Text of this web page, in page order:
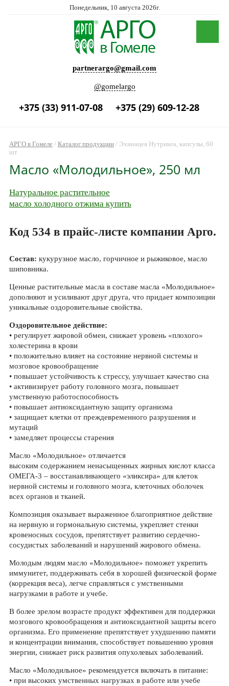
Понедельник, 10 августа 2026г.
partnerargo@gmail.com
@gomelargo
+375 (33) 911-07-08 +375 (29) 609-12-28
АРГО в Гомеле/ Каталог продукции/ Эхинацея Нутрикеа, капсулы, 60
шт
Масло «Молодильное», 250 мл
Натуральное растительное
масло холодного отжима купить
Код 534 в прайс-листе компании Арго.
Состав: кукурузное масло, горчичное и рыжиковое, масло
шиповника.
Ценные растительные масла в составе масла «Молодильное»
дополняют и усиливают друг друга, что придает композиции
уникальные оздоровительные свойства.
Оздоровительное действие:
• регулирует жировой обмен, снижает уровень «плохого»
холестерина в крови
• положительно влияет на состояние нервной системы и
мозговое кровообращение
• повышает устойчивость к стрессу, улучшает качество сна
• активизирует работу головного мозга, повышает
умственную работоспособность
• повышает антиоксидантную защиту организма
• защищает клетки от преждевременного разрушения и
мутаций
• замедляет процессы старения
Масло «Молодильное» отличается
высоким содержанием ненасыщенных жирных кислот класса
ОМЕГА-3 – восстанавливающего «эликсира» для клеток
нервной системы и головного мозга, клеточных оболочек
всех органов и тканей.
Композиция оказывает выраженное благоприятное действие
на нервную и гормональную системы, укрепляет стенки
кровеносных сосудов, препятствует развитию сердечно-
сосудистых заболеваний и нарушений жирового обмена.
Молодым людям масло «Молодильное» поможет укрепить
иммунитет, поддерживать себя в хорошей физической форме
(коррекция веса), легче справляться с умственными
нагрузками в работе и учебе.
В более зрелом возрасте продукт эффективен для поддержки
мозгового кровообращения и антиоксидантной защиты всего
организма. Его применение препятствует ухудшению памяти
и концентрации внимания, способствует повышению уровня
энергии, снижает риск развития опухолевых заболеваний.
Масло «Молодильное» рекомендуется включать в питание:
• при высоких умственных нагрузках в работе или учебе